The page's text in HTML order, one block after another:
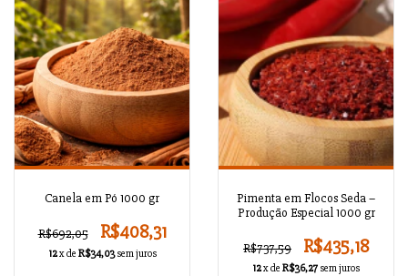
Canela em Pó 1000 gr
R$692,05 R$408,31
12x de R$34,03 sem juros
Pimenta em Flocos Seda –
Produção Especial 1000 gr
R$737,59 R$435,18
12x de R$36,27 sem juros